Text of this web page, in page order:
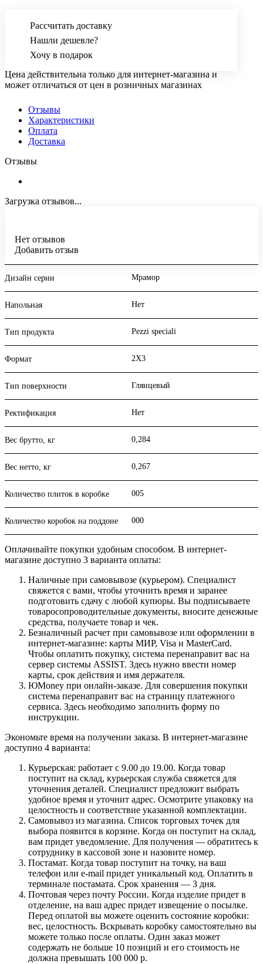
Рассчитать доставку
Нашли дешевле?
Хочу в подарок
Цена действительна только для интернет-магазина и
может отличаться от цен в розничных магазинах
Отзывы
Характеристики
Оплата
Доставка
Отзывы
Загрузка отзывов...
Нет отзывов
Добавить отзыв
Дизайн серии Мрамор
Напольная Нет
Тип продукта Pezzi speciali
Формат 2X3
Тип поверхности Глянцевый
Ректификация Нет
Вес брутто, кг 0,284
Вес нетто, кг 0,267
Количество плиток в коробке 005
Количество коробок на поддоне 000
Оплачивайте покупки удобным способом. В интернет-
магазине доступно 3 варианта оплаты:
Наличные при самовывозе (курьером). Специалист
свяжется с вами, чтобы уточнить время и заранее
подготовить сдачу с любой купюры. Вы подписываете
товаросопроводительные документы, вносите денежные
средства, получаете товар и чек.
Безналичный расчет при самовывозе или оформлении в
интернет-магазине: карты МИР, Visa и MasterCard.
Чтобы оплатить покупку, система перенаправит вас на
сервер системы ASSIST. Здесь нужно ввести номер
карты, срок действия и имя держателя.
ЮMoney при онлайн-заказе. Для совершения покупки
система перенаправит вас на страницу платежного
сервиса. Здесь необходимо заполнить форму по
инструкции.
Экономьте время на получении заказа. В интернет-магазине
доступно 4 варианта:
Курьерская: работает с 9.00 до 19.00. Когда товар
поступит на склад, курьерская служба свяжется для
уточнения деталей. Специалист предложит выбрать
удобное время и уточнит адрес. Осмотрите упаковку на
целостность и соответствие указанной комплектации.
Самовывоз из магазина. Список торговых точек для
выбора появится в корзине. Когда он поступит на склад,
вам придет уведомление. Для получения — обратитесь к
сотруднику в кассовой зоне и назовите номер.
Постамат. Когда товар поступит на точку, на ваш
телефон или e-mail придет уникальный код. Оплатить в
терминале постамата. Срок хранения — 3 дня.
Почтовая через почту России. Когда изделие придет в
отделение, на ваш адрес придет извещение о посылке.
Перед оплатой вы можете оценить состояние коробки:
вес, целостность. Вскрывать коробку самостоятельно вы
можете только после оплаты. Один заказ может
содержать не больше 10 позиций и его стоимость не
должна превышать 100 000 р.